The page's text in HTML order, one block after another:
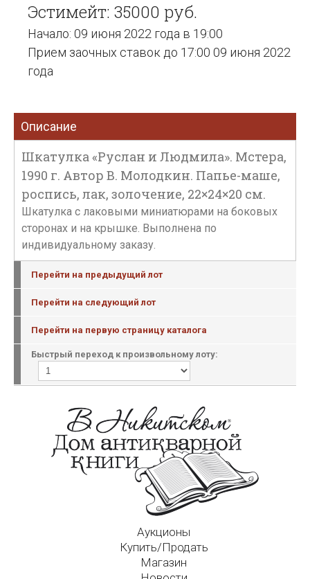
Эстимейт: 35000 руб.
Начало: 09 июня 2022 года в 19:00
Прием заочных ставок до 17:00 09 июня 2022
года
Описание
Шкатулка «Руслан и Людмила». Мстера,
1990 г. Автор В. Молодкин. Папье-маше,
роспись, лак, золочение, 22×24×20 см.
Шкатулка с лаковыми миниатюрами на боковых
сторонах и на крышке. Выполнена по
индивидуальному заказу.
Перейти на предыдущий лот
Перейти на следующий лот
Перейти на первую страницу каталога
Быстрый переход к произвольному лоту:
Аукционы
Купить/Продать
Магазин